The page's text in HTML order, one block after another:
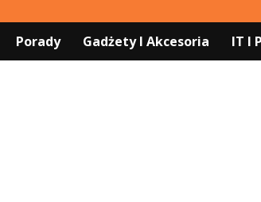
Porady Gadżety I Akcesoria IT I